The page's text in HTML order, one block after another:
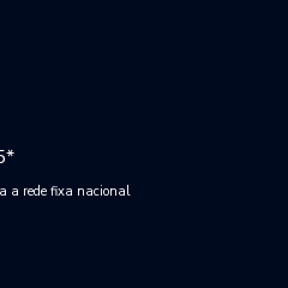
a rede fixa nacional